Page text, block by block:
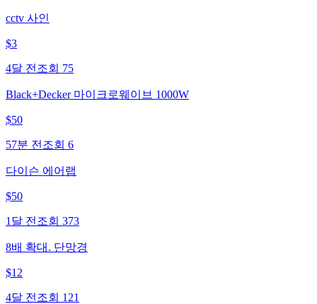
cctv 사인
$3
4달 전 조회 75
Black+Decker 마이크로웨이브 1000W
$50
57분 전 조회 6
다이슨 에어랩
$50
1달 전 조회 373
8배 확대. 단망경
$12
4달 전 조회 121